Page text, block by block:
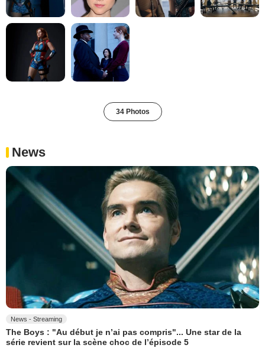
34 Photos
News
News - Streaming
The Boys : "Au début je n’ai pas compris"... Une star de la
série revient sur la scène choc de l’épisode 5